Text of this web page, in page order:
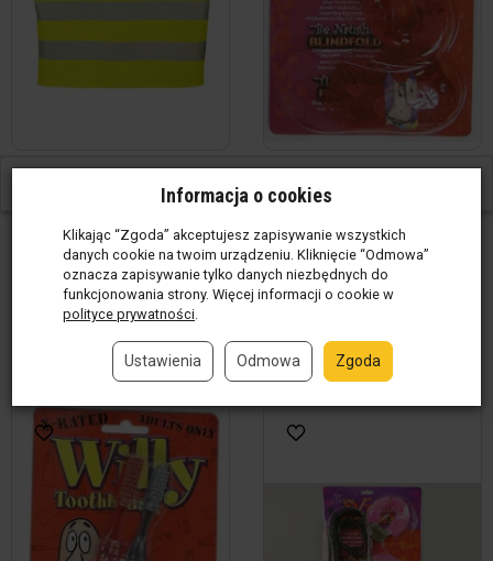
Żółta kamizelka - W domu
39,00 zł / szt.
szt.
Zestawik czerwony - Kajdanki +
stringi ...
kpl)
34,00 zł / kpl
Do koszyka
W ostatnich 30 dniach produktem interesuje się
Informacja o cookies
Klikając “Zgoda” akceptujesz zapisywanie wszystkich
danych cookie na twoim urządzeniu. Kliknięcie “Odmowa”
oznacza zapisywanie tylko danych niezbędnych do
funkcjonowania strony. Więcej informacji o cookie w
polityce prywatności
Ustawienia Odmowa Zgoda